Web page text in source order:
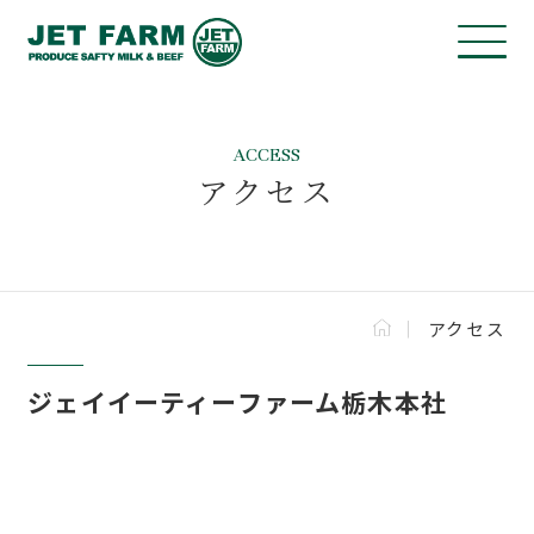
ACCESS
アクセス
アクセス
ジェイイーティーファーム栃木本社